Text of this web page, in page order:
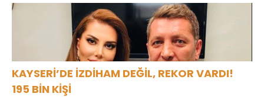
KAYSERİ’DE İZDİHAM DEĞİL, REKOR VARDI!
195 BİN KİŞİ